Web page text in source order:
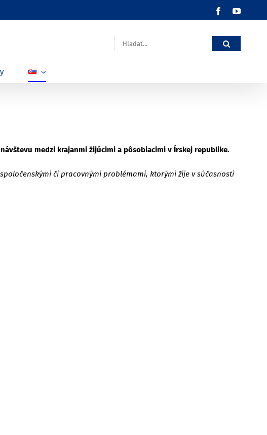
Facebook
Hľadať:
medzi krajanmi žijúcimi a pôsobiacimi v Írskej republike.
či pracovnými problémami, ktorými žije v súčasnosti